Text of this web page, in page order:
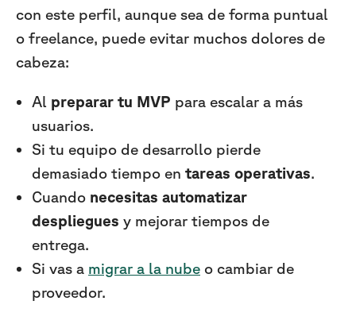
con este perfil, aunque sea de forma puntual
o freelance, puede evitar muchos dolores de
cabeza:
Al preparar tu MVP para escalar a más
usuarios.
Si tu equipo de desarrollo pierde
demasiado tiempo en tareas operativas.
Cuando necesitas automatizar
despliegues y mejorar tiempos de
entrega.
Si vas a migrar a la nube o cambiar de
proveedor.